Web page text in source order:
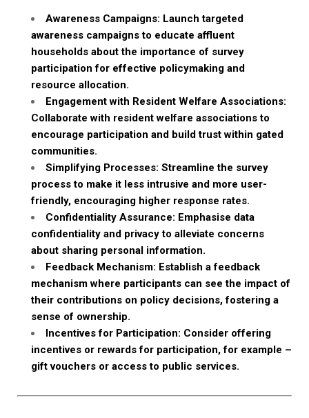
Awareness Campaigns: Launch targeted
awareness campaigns to educate affluent
households about the importance of survey
participation for effective policymaking and
resource allocation.
Engagement with Resident Welfare Associations:
Collaborate with resident welfare associations to
encourage participation and build trust within gated
communities.
Simplifying Processes: Streamline the survey
process to make it less intrusive and more user-
friendly, encouraging higher response rates.
Confidentiality Assurance: Emphasise data
confidentiality and privacy to alleviate concerns
about sharing personal information.
Feedback Mechanism: Establish a feedback
mechanism where participants can see the impact of
their contributions on policy decisions, fostering a
sense of ownership.
Incentives for Participation: Consider offering
incentives or rewards for participation, for example –
gift vouchers or access to public services.